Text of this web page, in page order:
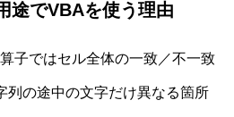
途でVBAを使う理由
子ではセル全体の一致／不一致
列の途中の文字だけ異なる箇所